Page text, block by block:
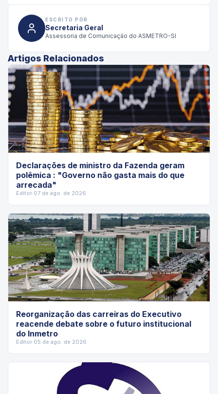
ESCRITO POR
Secretaria Geral
Assessoria de Comunicação do ASMETRO-SI
Artigos Relacionados
Declarações de ministro da Fazenda geram
polêmica : "Governo não gasta mais do que
arrecada"
Editor·07 de ago. de 2026
Reorganização das carreiras do Executivo
reacende debate sobre o futuro institucional
do Inmetro
Editor·05 de ago. de 2026